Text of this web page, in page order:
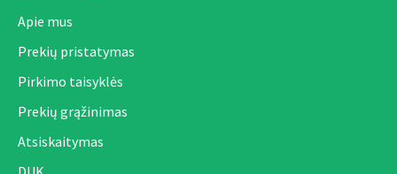
Apie mus
Prekių pristatymas
Pirkimo taisyklės
Prekių grąžinimas
Atsiskaitymas